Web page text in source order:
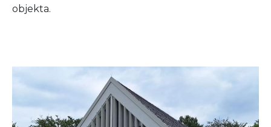
objekta.